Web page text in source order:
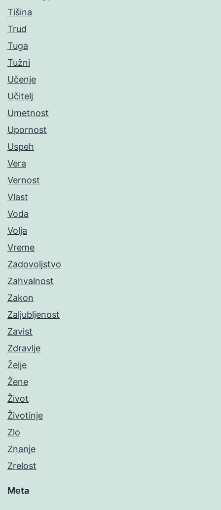
Tišina
Trud
Tuga
Tužni
Učenje
Učitelj
Umetnost
Upornost
Uspeh
Vera
Vernost
Vlast
Voda
Volja
Vreme
Zadovoljstvo
Zahvalnost
Zakon
Zaljubljenost
Zavist
Zdravlje
Želje
Žene
Život
Životinje
Zlo
Znanje
Zrelost
Meta